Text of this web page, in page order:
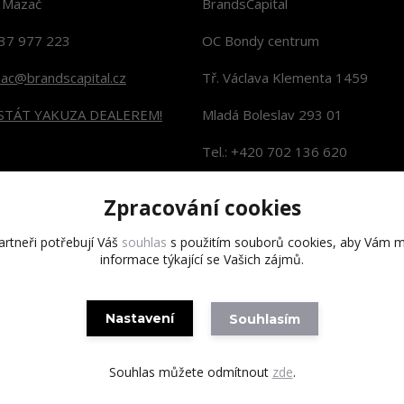
977 223
YAKUZA DEALEREM!
OC Bondy centrum
Tř. Václava Klementa 1459
Mladá Boleslav 293 01
Tel.: +420 702 136 620
Copyright 2020 BrandsCapital s.r.o.
Zpracování cookies
potřebují Váš souhlas s použitím souborů cookies, aby Vám
informace týkající se Vašich zájmů.
Nastavení Souhlasím
Souhlas můžete odmítnout zde.